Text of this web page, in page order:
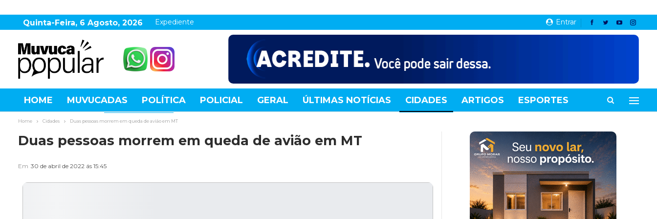
Entrar
Quinta-Feira, 6 Agosto, 2026 Expediente
HOME MUVUCADAS POLÍTICA POLICIAL GERAL ÚLTIMAS NOTÍCIAS CIDADES ARTIGOS ESPORTES
AGRONEGÓCIO DESTAQUES
Home Cidades Duas pessoas morrem em queda de avião em MT
Duas pessoas morrem em queda de avião em MT
Em 30 de abril de 2022 ás 15:45